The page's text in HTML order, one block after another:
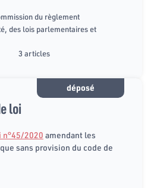
du règlement
des lois parlementaires et
3 articles
déposé
loi
n°45/2020 amendant les
sans provision du code de